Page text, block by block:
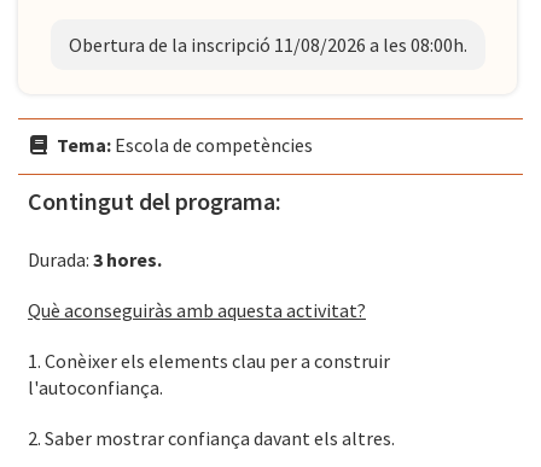
Obertura de la inscripció 11/08/2026 a les 08:00h.
Tema: Escola de competències
Contingut del programa:
Durada: 3 hores.
Què aconseguiràs amb aquesta activitat?
1. Conèixer els elements clau per a construir
l'autoconfiança.
2. Saber mostrar confiança davant els altres.